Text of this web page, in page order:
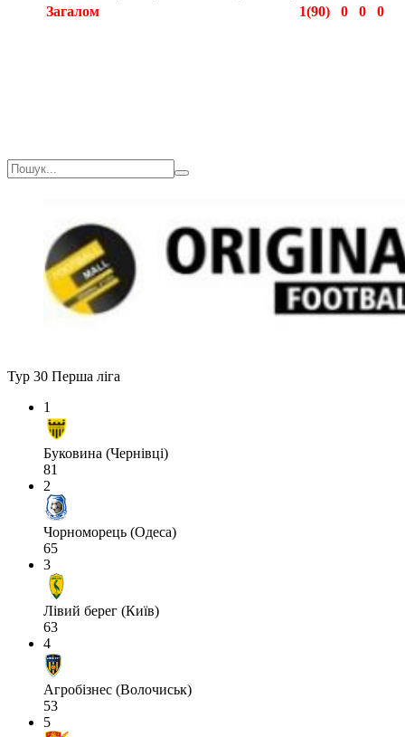
Загалом
1(90) 0 0
0
Тур 30 Перша ліга
1
Буковина (Чернівці)
81
2
Чорноморець (Одеса)
65
3
Лівий берег (Київ)
63
4
Агробізнес (Волочиськ)
53
5